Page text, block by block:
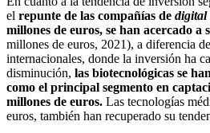
el repunte de las compañías de digital
millones de euros, se han acercado a
millones de euros, 2021), a diferencia
internacionales, donde la inversión ha
disminución, las biotecnológicas se
como el principal segmento en
millones de euros. Las tecnologías
euros, también han recuperado su